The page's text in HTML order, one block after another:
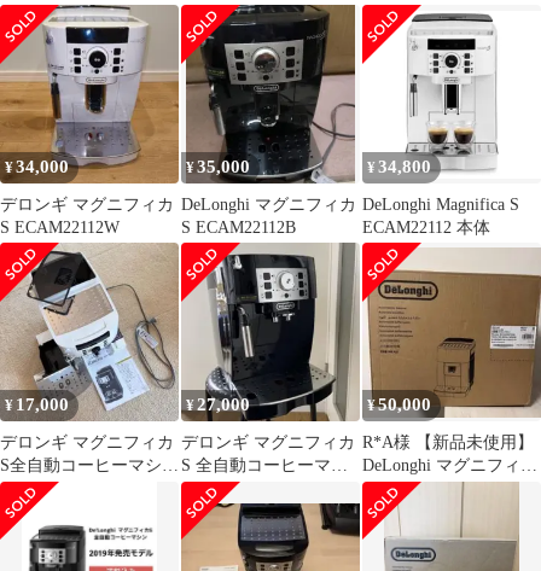
動コーヒーマシ
ECAM22112B
ン ECAM22112B 中古
美品
ECAM22112B
¥34,000
デロンギ マグニフィカ
S ECAM22112W
¥35,000
DeLonghi マグニフィカ
S ECAM22112B
¥ 34,800
DeLonghi Magnifica S
ECAM22112 本体
¥ 17,000
デロンギ マグニフィカ
S全自動コーヒーマシン
ECAM22112W
¥27,000
デロンギ マグニフィカ
S 全自動コーヒーマシ
ン ECAM22112B ブラッ
ク
¥50,000
R*A様 【新品未使用】
DeLonghi マグニフィカ
S ECAM22112W